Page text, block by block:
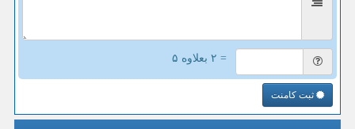
= ۲ بعلاوه ۵
ثبت کامنت